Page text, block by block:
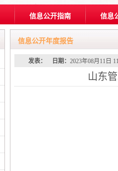
信息公开指南 信息
信息公开年度报告
发表： 日期： 2023年08月11日
山东